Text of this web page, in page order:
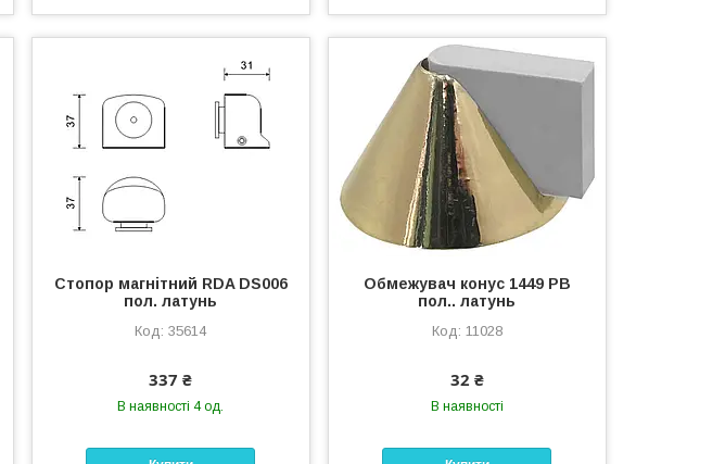
Стопор магнітний RDA DS006
пол. латунь
35614
337 ₴
В наявності 4 од.
Обмежувач конус 1449 PB
пол.. латунь
11028
32 ₴
В наявності